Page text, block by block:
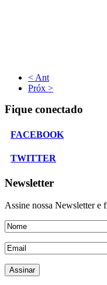
< Ant
Próx >
Fique conectado
FACEBOOK
TWITTER
Newsletter
Assine nossa Newsletter e